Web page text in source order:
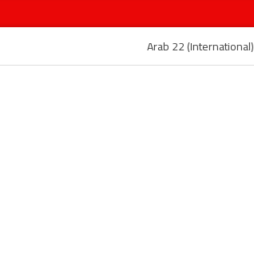
Arab 22 (International)